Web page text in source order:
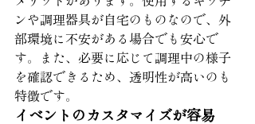
ンや調理器具が自宅のものなので、外
部環境に不安がある場合でも安心で
す。また、必要に応じて調理中の様子
を確認できるため、透明性が高いのも
特徴です。
イベントのカスタマイズが容易